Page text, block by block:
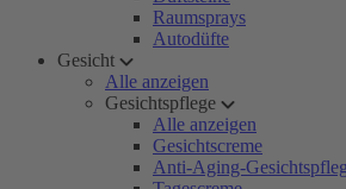
Raumsprays
Autodüfte
Gesicht
Alle anzeigen
Gesichtspflege
Alle anzeigen
Gesichtscreme
Anti-Aging-